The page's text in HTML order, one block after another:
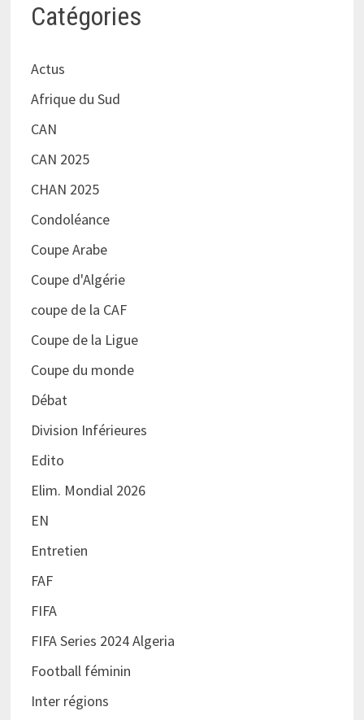
Catégories
Actus
Afrique du Sud
CAN
CAN 2025
CHAN 2025
Condoléance
Coupe Arabe
Coupe d'Algérie
coupe de la CAF
Coupe de la Ligue
Coupe du monde
Débat
Division Inférieures
Edito
Elim. Mondial 2026
EN
Entretien
FAF
FIFA
FIFA Series 2024 Algeria
Football féminin
Inter régions